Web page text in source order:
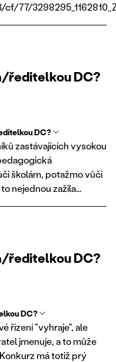
ředitelkou DC?
DC?
zastávajících vysokou
školám, potažmo vůči
nejednou zažila...
ředitelkou DC?
DC?
řízení "vyhraje", ale
jmenuje, a to může
má totiž prý